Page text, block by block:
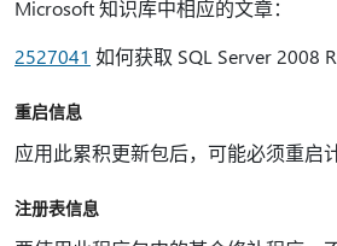
Microsoft 知识库中相应的文章：
2527041 如何获取 SQL Server 2008
重启信息
应用此累积更新包后，可能必须重启
注册表信息